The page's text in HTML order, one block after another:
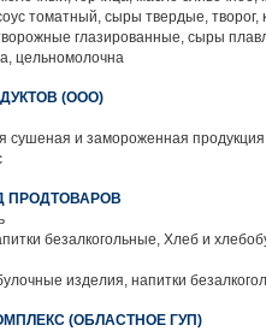
томатный, сыры твердые, творог,
глазированные, сыры
цельномолочна
(ООО)
сушеная и замороженная
ПРОДТОВАРОВ
безалкогольные, Хлеб и
изделия, напитки
(ОБЛАСТНОЕ ГУП)